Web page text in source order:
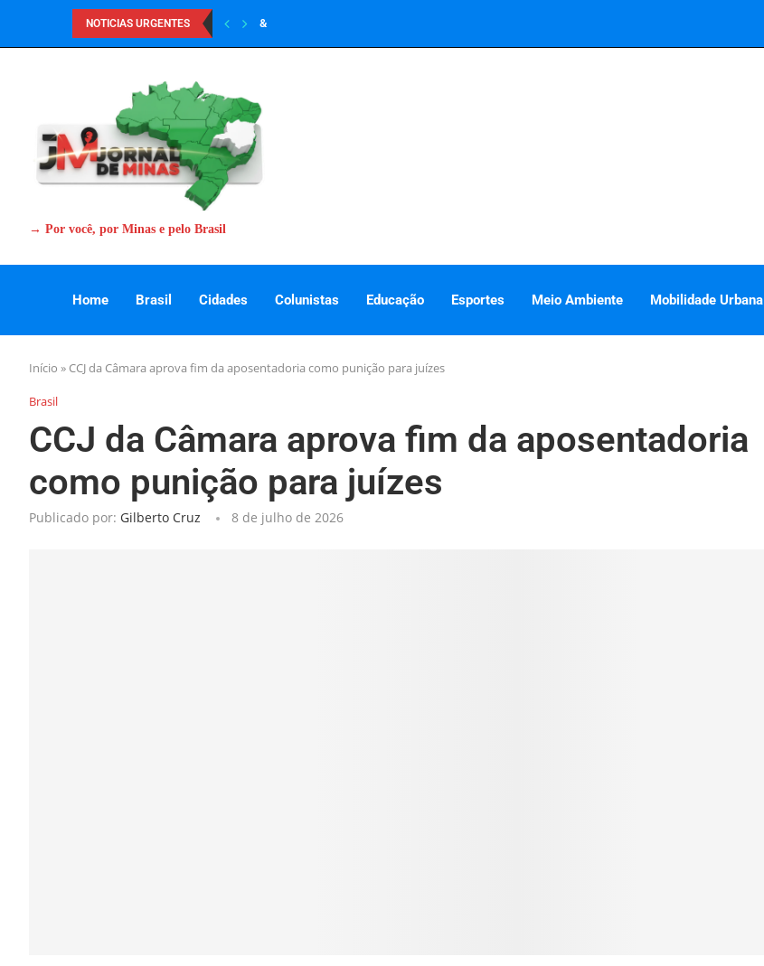
NOTICIAS URGENTES &
→ Por você, por Minas e pelo Brasil
Home Brasil Cidades Colunistas Educação Esportes Meio Ambiente Mobilidade Urbana
Início » CCJ da Câmara aprova fim da aposentadoria como punição para juízes
Brasil
CCJ da Câmara aprova fim da aposentadoria
como punição para juízes
Publicado por: Gilberto Cruz 8 de julho de 2026